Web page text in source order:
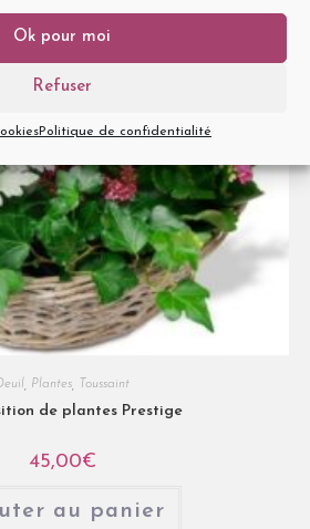
Ok pour moi
Refuser
Politique de confidentialité
Plantes Toussaint
de plantes Prestige
45,00€
au panier